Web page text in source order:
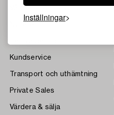
Inställningar
Våra Fine Art-resultat
Kundservice
Transport och uthämtning
Private Sales
Värdera & sälja